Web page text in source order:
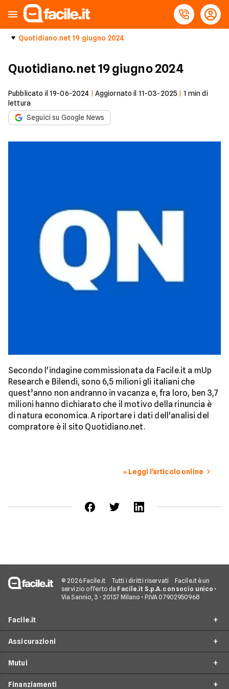
Quotidiano.net 19 giugno 2024
Quotidiano.net 19 giugno 2024
Pubblicato il 19-06-2024 Aggiornato il 11-03-2025 1 min di
lettura
Seguici su Google News
Secondo l'indagine commissionata da Facile.it a mUp
Research e Bilendi, sono 6,5 milioni gli italiani che
quest’anno non andranno in vacanza e, fra loro, ben 3,7
milioni hanno dichiarato che il motivo della rinuncia è
di natura economica. A riportare i dati dell'analisi del
compratore è il sito Quotidiano.net.
» Leggi l'articolo online
© 2026 Facile.it Tutti i diritti riservati
Facile.it è un
servizio offerto da Facile.it S.p.A. con socio unico •
Via Sannio, 3 - 20137 Milano • P.IVA 07902950968
Facile.it
Perché scegliere Facile.it
Spot TV
Assicurazioni
Preventivo Assicurazioni Auto
Mutui
Finanziamenti